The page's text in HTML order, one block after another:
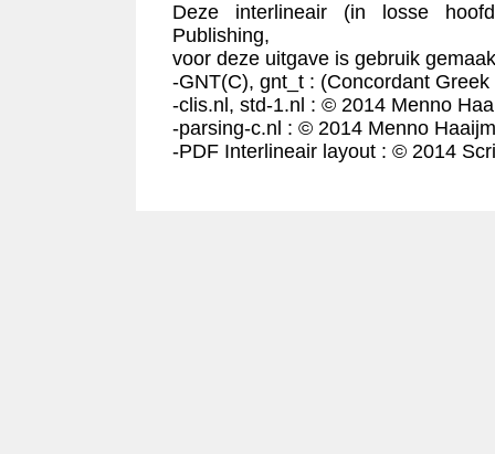
Deze interlineair (in losse
Publishing,
voor deze uitgave is gebruik
-GNT(C), gnt_t : (Concordant
-clis.nl, std-1.nl : © 2014 Menno
-parsing-c.nl : © 2014 Menno
-PDF Interlineair layout : © 2014